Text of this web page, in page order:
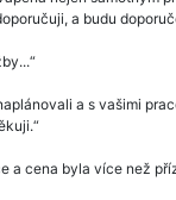
a budu
a s vašimi
a cena byla více než